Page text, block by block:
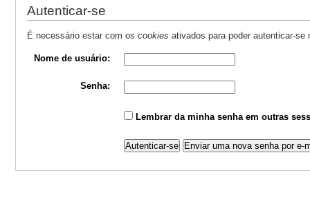
Autenticar-se
É necessário estar com os cookies ativados para poder autenticar-se
Nome de usuário:
Senha:
Lembrar da minha senha em outras